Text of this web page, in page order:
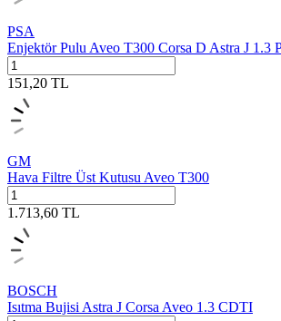
PSA
Enjektör Pulu Aveo T300 Corsa D Astra J 1.3
151,20 TL
GM
Hava Filtre Üst Kutusu Aveo T300
1.713,60 TL
BOSCH
Isıtma Bujisi Astra J Corsa Aveo 1.3 CDTI